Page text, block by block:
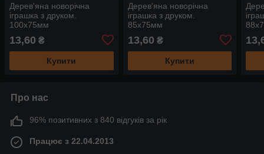
Дерев'яна новорічна
іграшка з друком.
100х75мм
13,60 ₴
Купити
Дерев'яна новорічна
іграшка з друком.
85х75мм
13,60 ₴
Купити
Про нас
96% позитивних з 840 відгуків за рік
Працює з 22.04.2013